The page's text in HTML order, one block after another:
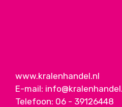
www.kralenhandel.nl
E-mail:
Telefoon: 06 - 39126448